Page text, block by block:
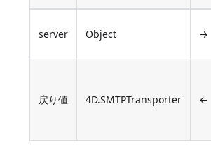
server Object →
戻り値 4D.SMTPTransporter ←